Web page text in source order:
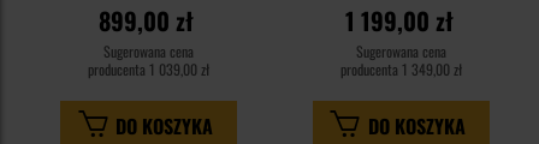
899,00 zł
Sugerowana cena
producenta 1 039,00 zł
DO KOSZYKA
1 199,00 zł
Sugerowana cena
producenta 1 349,00 zł
DO KOSZYKA